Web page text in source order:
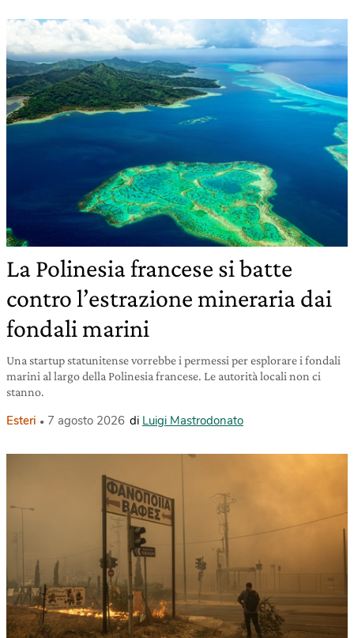
La Polinesia francese si batte
contro l’estrazione mineraria dai
fondali marini
Una startup statunitense vorrebbe i permessi per esplorare i fondali
marini al largo della Polinesia francese. Le autorità locali non ci
stanno.
Esteri 7 agosto 2026 di Luigi Mastrodonato